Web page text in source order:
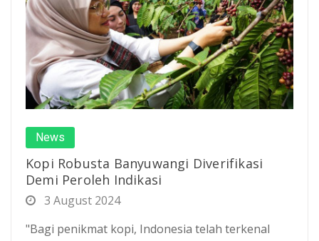
News
Kopi Robusta Banyuwangi Diverifikasi
Demi Peroleh Indikasi
3 August 2024
"Bagi penikmat kopi, Indonesia telah terkenal